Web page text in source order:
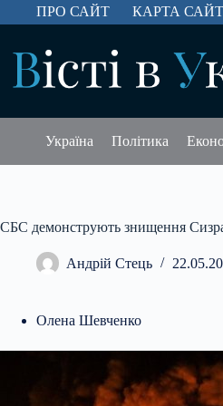
Перейти
до
ПРО САЙТ КАРТА
Україна Політика
СБС демонструють знищення
Андрій Стець
Олена Шевченко